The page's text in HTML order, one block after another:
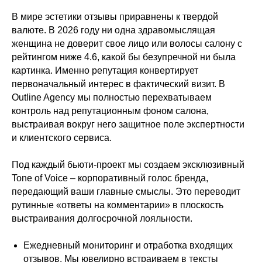
В мире эстетики отзывы приравнены к твердой
валюте. В 2026 году ни одна здравомыслящая
женщина не доверит свое лицо или волосы салону с
рейтингом ниже 4.6, какой бы безупречной ни была
картинка. Именно репутация конвертирует
первоначальный интерес в фактический визит. В
Outline Agency мы полностью перехватываем
контроль над репутационным фоном салона,
выстраивая вокруг него защитное поле экспертности
и клиентского сервиса.
Под каждый бьюти-проект мы создаем эксклюзивный
Tone of Voice – корпоративный голос бренда,
передающий ваши главные смыслы. Это переводит
рутинные «ответы на комментарии» в плоскость
выстраивания долгосрочной лояльности.
Ежедневный мониторинг и отработка входящих
отзывов. Мы ювелирно встраиваем в тексты
Написать в telegram
+7
Отправляя форму, вы соглашаетесь с
обработки персональных данных